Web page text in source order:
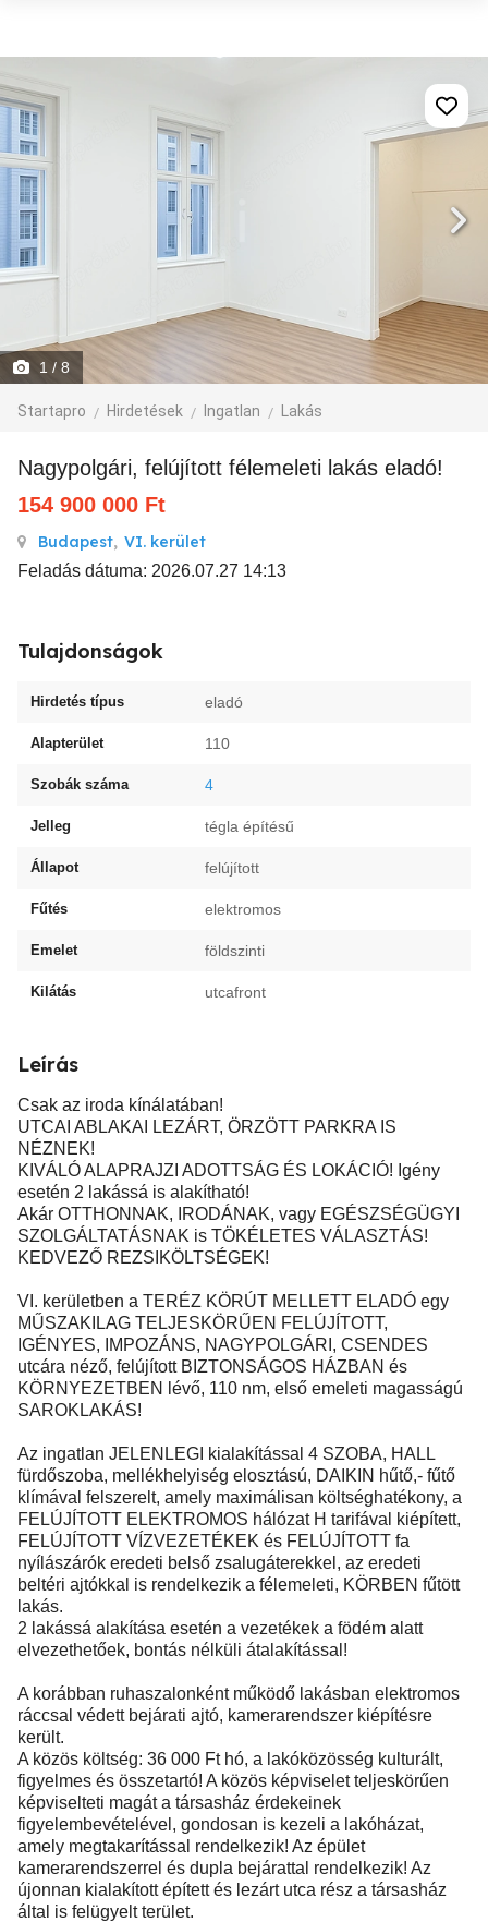
1 / 8
Startapro Hirdetések Ingatlan Lakás
Nagypolgári, felújított félemeleti lakás eladó!
154 900 000 Ft
Budapest, VI. kerület
Feladás dátuma: 2026.07.27 14:13
Tulajdonságok
Hirdetés típus eladó
Alapterület 110
Szobák száma 4
Jelleg tégla építésű
Állapot felújított
Fűtés elektromos
Emelet földszinti
Kilátás utcafront
Leírás
Csak az iroda kínálatában!
UTCAI ABLAKAI LEZÁRT, ÖRZÖTT PARKRA IS
NÉZNEK!
KIVÁLÓ ALAPRAJZI ADOTTSÁG ÉS LOKÁCIÓ! Igény
esetén 2 lakássá is alakítható!
Akár OTTHONNAK, IRODÁNAK, vagy EGÉSZSÉGÜGYI
SZOLGÁLTATÁSNAK is TÖKÉLETES VÁLASZTÁS!
KEDVEZŐ REZSIKÖLTSÉGEK!
VI. kerületben a TERÉZ KÖRÚT MELLETT ELADÓ egy
MŰSZAKILAG TELJESKÖRŰEN FELÚJÍTOTT,
IGÉNYES, IMPOZÁNS, NAGYPOLGÁRI, CSENDES
utcára néző, felújított BIZTONSÁGOS HÁZBAN és
KÖRNYEZETBEN lévő, 110 nm, első emeleti magasságú
SAROKLAKÁS!
Az ingatlan JELENLEGI kialakítással 4 SZOBA, HALL
fürdőszoba, mellékhelyiség elosztású, DAIKIN hűtő,- fűtő
klímával felszerelt, amely maximálisan költséghatékony, a
FELÚJÍTOTT ELEKTROMOS hálózat H tarifával kiépített,
FELÚJÍTOTT VÍZVEZETÉKEK és FELÚJÍTOTT fa
nyílászárók eredeti belső zsalugáterekkel, az eredeti
beltéri ajtókkal is rendelkezik a félemeleti, KÖRBEN fűtött
lakás.
2 lakássá alakítása esetén a vezetékek a födém alatt
elvezethetőek, bontás nélküli átalakítással!
A korábban ruhaszalonként működő lakásban elektromos
ráccsal védett bejárati ajtó, kamerarendszer kiépítésre
került.
A közös költség: 36 000 Ft hó, a lakóközösség kulturált,
figyelmes és összetartó! A közös képviselet teljeskörűen
képviselteti magát a társasház érdekeinek
figyelembevételével, gondosan is kezeli a lakóházat,
amely megtakarítással rendelkezik! Az épület
kamerarendszerrel és dupla bejárattal rendelkezik! Az
újonnan kialakított épített és lezárt utca rész a társasház
által is felügyelt terület.